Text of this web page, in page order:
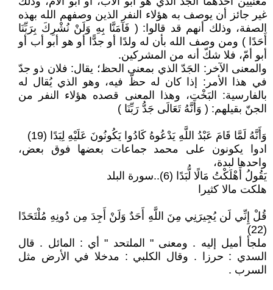
غير جائز أن يوصف به هؤلاء النفر الذين وصفهم الله بهذه
الصفة، وذلك أنهم قد قالوا: ( فَآمَنَّا بِهِ وَلَنْ نُشْرِكَ بِرَبِّنَا
أَحَدًا ) ومن وصف الله بأن له ولدًا أو جدًّا أو هو أبو أب أو
أبو أمّ، فلا شكّ أنه من المشركين.
والمعنى الآخر: الجَدّ الذي بمعنى الحظ؛ يقال: فلان ذو جدّ
في هذا الأمر: إذا كان له حظّ فيه، وهو الذي يُقال له
بالفارسية: البَخْت، وهذا المعنى قصده هؤلاء النفر من
الجنّ بقيلهم: ( وَأَنَّهُ تَعَالَى جَدُّ رَبِّنَا )
وَأَنَّهُ لَمَّا قَامَ عَبْدُ اللَّهِ يَدْعُوهُ كَادُوا يَكُونُونَ عَلَيْهِ لِبَدًا (19)
ادوا يكونون على محمد جماعات بعضها فوق بعض،
واحدها لبدة،
يَقُولُ أَهْلَكْتُ مَالًا لُّبَدًا (6)..سورة البلد
هلكت مالا كثيرا
قُلْ إِنِّي لَن يُجِيرَنِي مِنَ اللَّهِ أَحَدٌ وَلَنْ أَجِدَ مِن دُونِهِ مُلْتَحَدًا
(22)
ملجأ أميل إليه . ومعنى " الملتحد " أي : المائل . قال
السدي : حرزا . وقال الكلبي : مدخلا في الأرض مثل
السرب .